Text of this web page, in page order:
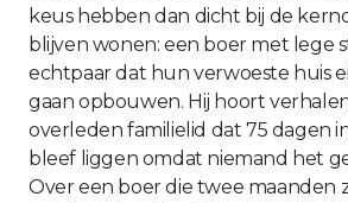
keus hebben dan dicht bij de
blijven wonen: een boer met lege
echtpaar dat hun verwoeste huis
gaan opbouwen. Hij hoort
overleden familielid dat 75 dagen
bleef liggen omdat niemand het
Over een boer die twee maanden